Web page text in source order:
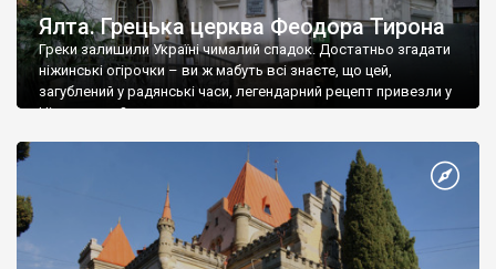
Ялта. Грецька церква Феодора Тирона
Греки залишили Україні чималий спадок. Достатньо згадати
ніжинські огірочки – ви ж мабуть всі знаєте, що цей,
загублений у радянські часи, легендарний рецепт привезли у
Ніжин греки?